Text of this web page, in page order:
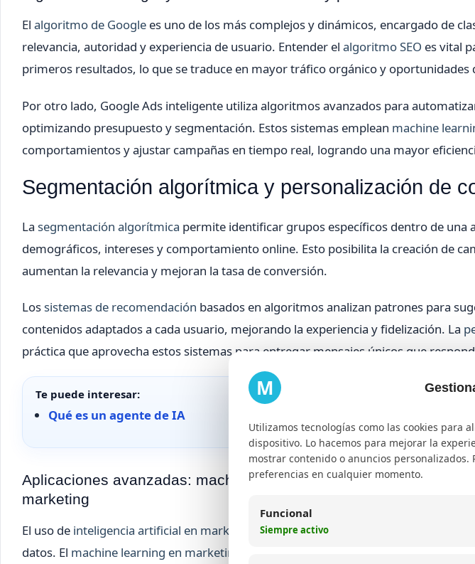
El algoritmo de Google es uno de los más complejos y dinámicos, encargado de
relevancia, autoridad y experiencia de usuario. Entender el algoritmo SEO es vital
primeros resultados, lo que se traduce en mayor tráfico orgánico y oportunidades
Por otro lado, Google Ads inteligente utiliza algoritmos avanzados para
optimizando presupuesto y segmentación. Estos sistemas emplean machine
comportamientos y ajustar campañas en tiempo real, logrando una mayor
Segmentación algorítmica y personalización de
La segmentación algorítmica permite identificar grupos específicos dentro de una
demográficos, intereses y comportamiento online. Esto posibilita la creación de
aumentan la relevancia y mejoran la tasa de conversión.
Los sistemas de recomendación basados en algoritmos analizan patrones para
contenidos adaptados a cada usuario, mejorando la experiencia y fidelización. La
práctica que aprovecha estos sistemas para entregar mensajes únicos que
Te puede interesar:
Qué es un agente de IA
Aplicaciones avanzadas: machine learning, inteligencia artificial y
marketing
El uso de inteligencia artificial en marketing digitalha revolucionado la forma en
datos. El machine learning en marketing
M
Utilizamos tecnologías como las cookies para
dispositivo. Lo hacemos para mejorar la
mostrar contenido o anuncios
preferencias en cualquier momento.
Funcional
Siempre activo